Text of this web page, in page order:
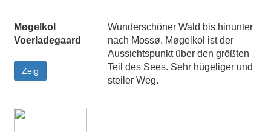
Møgelkol
Voerladegaard
Wunderschöner Wald bis hinunter
nach Mossø. Møgelkol ist der
Aussichtspunkt über den größten
Teil des Sees. Sehr hügeliger und
steiler Weg.